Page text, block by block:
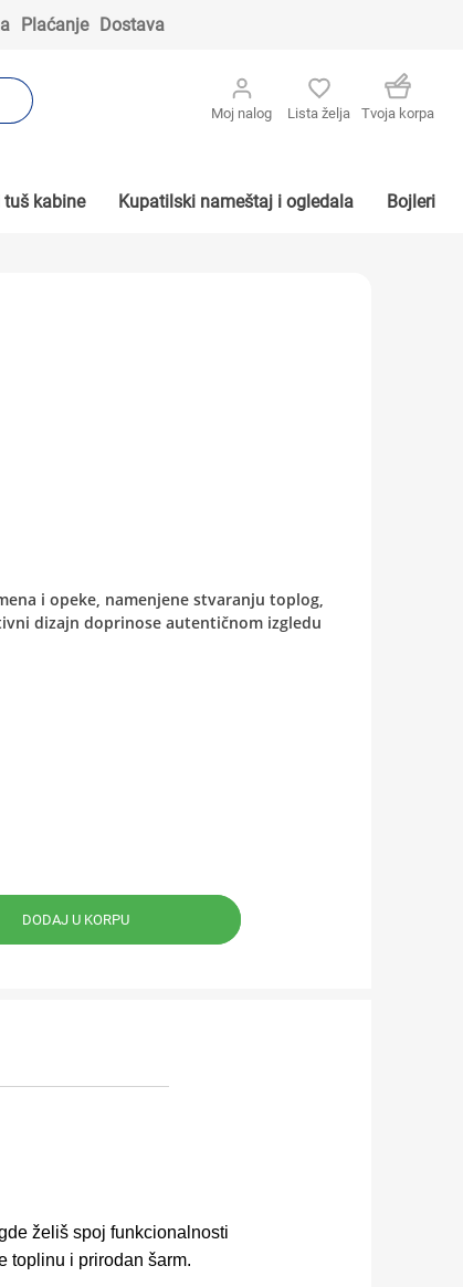
Plaćanje Dostava
Moj nalog Lista želja Tvoja korpa
tuš kabine Kupatilski nameštaj i ogledala Bojleri
i opeke, namenjene stvaranju toplog,
dizajn doprinose autentičnom izgledu
želiš spoj funkcionalnosti
toplinu i prirodan šarm.